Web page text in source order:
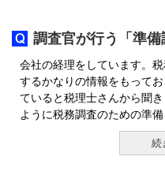
調査官が行う「準備
会社の経理をしています。
するかなりの情報をもって
ていると税理士さんから聞
ように税務調査のための準
続